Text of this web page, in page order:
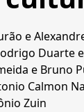
e
Duartee
e Bruno
Calmon
Zuin